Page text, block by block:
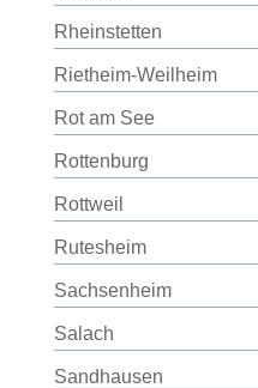
Rheinstetten
Rietheim-Weilheim
Rot am See
Rottenburg
Rottweil
Rutesheim
Sachsenheim
Salach
Sandhausen